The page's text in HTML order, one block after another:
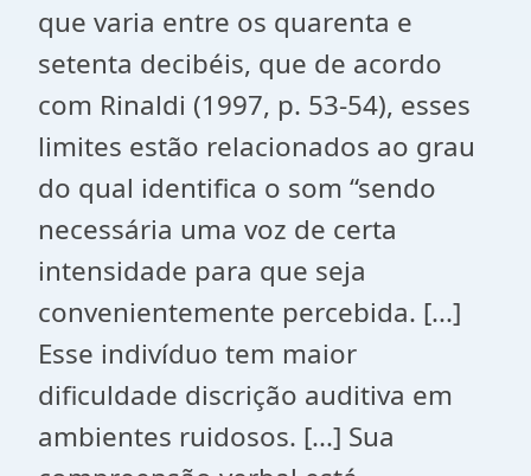
que varia entre os quarenta e
setenta decibéis, que de acordo
com Rinaldi (1997, p. 53-54), esses
limites estão relacionados ao grau
do qual identifica o som “sendo
necessária uma voz de certa
intensidade para que seja
convenientemente percebida. [...]
Esse indivíduo tem maior
dificuldade discrição auditiva em
ambientes ruidosos. [...] Sua